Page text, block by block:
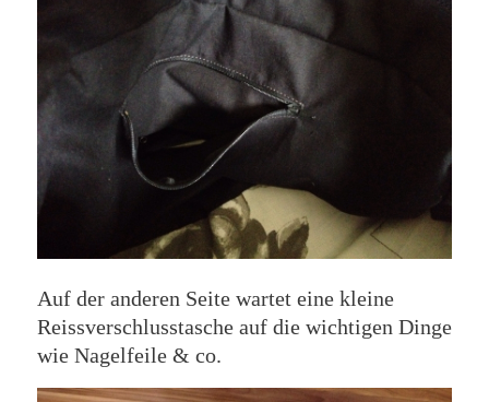
Auf der anderen Seite wartet eine kleine
Reissverschlusstasche auf die wichtigen Dinge
wie Nagelfeile & co.